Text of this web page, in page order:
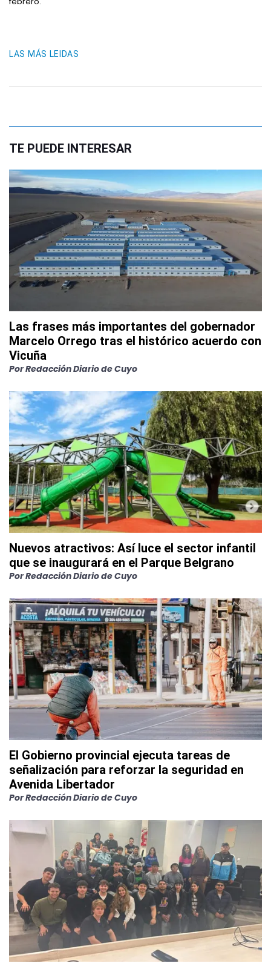
LAS MÁS LEIDAS
TE PUEDE INTERESAR
Las frases más importantes del gobernador
Marcelo Orrego tras el histórico acuerdo con
Vicuña
PorRedacción Diario de Cuyo
Nuevos atractivos: Así luce el sector infantil
que se inaugurará en el Parque Belgrano
PorRedacción Diario de Cuyo
El Gobierno provincial ejecuta tareas de
señalización para reforzar la seguridad en
Avenida Libertador
PorRedacción Diario de Cuyo